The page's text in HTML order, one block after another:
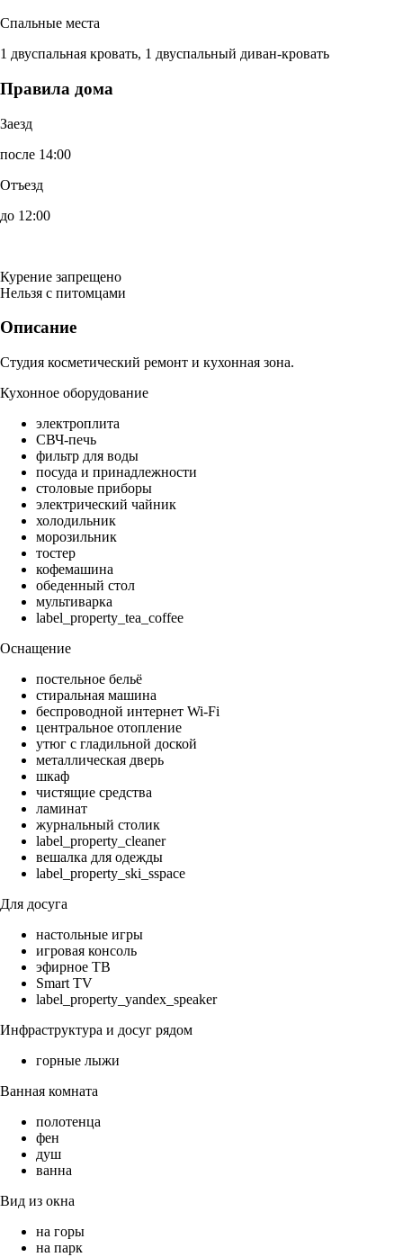
Спальные места
1 двуспальная кровать, 1 двуспальный диван-кровать
Правила дома
Заезд
после 14:00
Отъезд
до 12:00
Курение запрещено
Нельзя с питомцами
Описание
Студия косметический ремонт и кухонная зона.
Кухонное оборудование
электроплита
СВЧ-печь
фильтр для воды
посуда и принадлежности
столовые приборы
электрический чайник
холодильник
морозильник
тостер
кофемашина
обеденный стол
мультиварка
label_property_tea_coffee
Оснащение
постельное бельё
стиральная машина
беспроводной интернет Wi-Fi
центральное отопление
утюг с гладильной доской
металлическая дверь
шкаф
чистящие средства
ламинат
журнальный столик
label_property_cleaner
вешалка для одежды
label_property_ski_sspace
Для досуга
настольные игры
игровая консоль
эфирное ТВ
Smart TV
label_property_yandex_speaker
Инфраструктура и досуг рядом
горные лыжи
Ванная комната
полотенца
фен
душ
ванна
Вид из окна
на горы
на парк